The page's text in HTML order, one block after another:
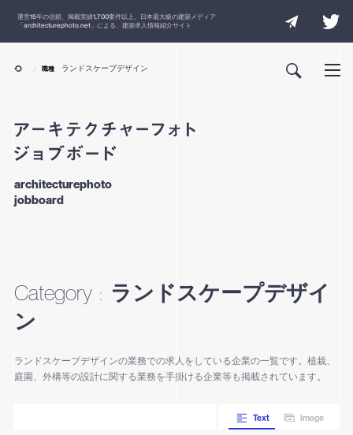
運営15年の信頼、掲載実績1,700案件以上。日本最大級の建築メディア
「architecturephoto.net 」による、建築求人情報紹介サイト
architecturephoto
jobboard
職種 ランドスケープデザイン
Category : ランドスケープデザイ
ン
ランドスケープデザインの業務での求人をしている企業の一覧です。植栽、
庭園、外構等の設計に関する業務を手掛ける企業等も掲載されています。
Text Image